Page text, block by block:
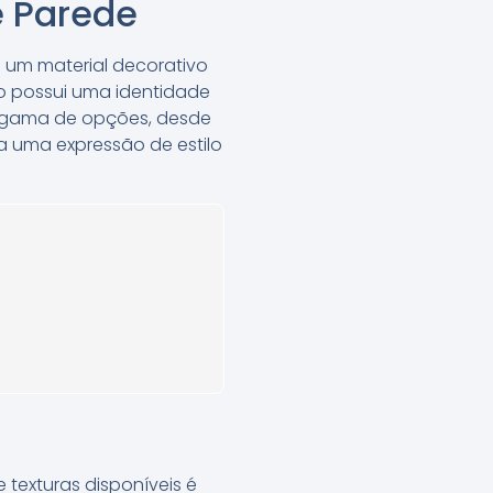
material decorativo
possui uma identidade
de opções, desde
expressão de estilo
disponíveis é